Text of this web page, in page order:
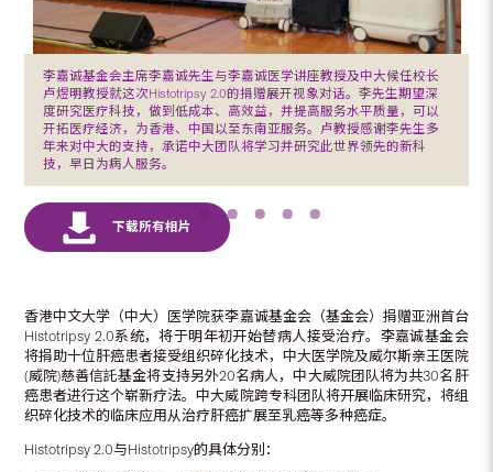
李嘉诚基金会主席李嘉诚先生与李嘉诚医学讲座教授及中大候任校长
卢煜明教授就这次Histotripsy 2.0的捐赠展开视象对话。李先生期望深
度研究医疗科技，做到低成本、高效益，并提高服务水平质量，可以
开拓医疗经济，为香港、中国以至东南亚服务。卢教授感谢李先生多
年来对中大的支持，承诺中大团队将学习并研究此世界领先的新科
技，早日为病人服务。
香港中文大学（中大）医学院获李嘉诚基金会（基金会）捐赠亚洲首台
Histotripsy 2.0系统，将于明年初开始替病人接受治疗。李嘉诚基金会
将捐助十位肝癌患者接受组织碎化技术，中大医学院及威尔斯亲王医院
(威院)慈善信託基金将支持另外20名病人，中大威院团队将为共30名肝
癌患者进行这个崭新疗法。中大威院跨专科团队将开展临床研究，将组
织碎化技术的临床应用从治疗肝癌扩展至乳癌等多种癌症。
Histotripsy 2.0与Histotripsy的具体分别：